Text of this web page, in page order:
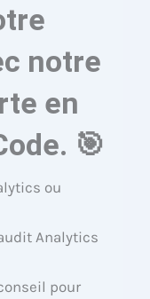
notre
en
🎯
ou
Analytics
pour